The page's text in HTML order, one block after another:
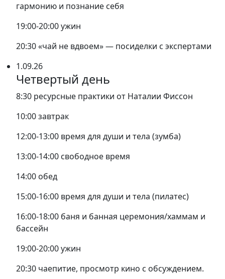
гармонию и познание себя
19:00-20:00 ужин
20:30 «чай не вдвоем» — посиделки с экспертами
1.09.26
Четвертый день
8:30 ресурсные практики от Наталии Фиссон
10:00 завтрак
12:00-13:00 время для души и тела (зумба)
13:00-14:00 свободное время
14:00 обед
15:00-16:00 время для души и тела (пилатес)
16:00-18:00 баня и банная церемония/хаммам и
бассейн
19:00-20:00 ужин
20:30 чаепитие, просмотр кино с обсуждением.